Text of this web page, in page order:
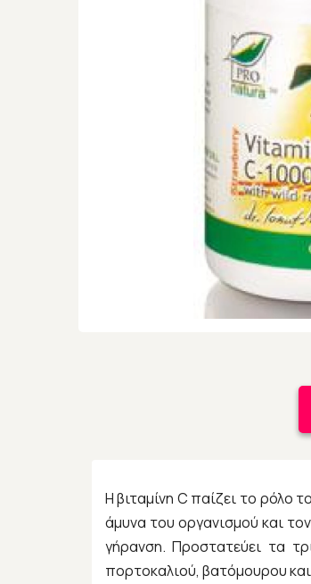
Η βιταμίνη C παίζει το ρόλο
άμυνα του οργανισμού και
γήρανση. Προστατεύει τα
πορτοκαλιού, βατόμουρου